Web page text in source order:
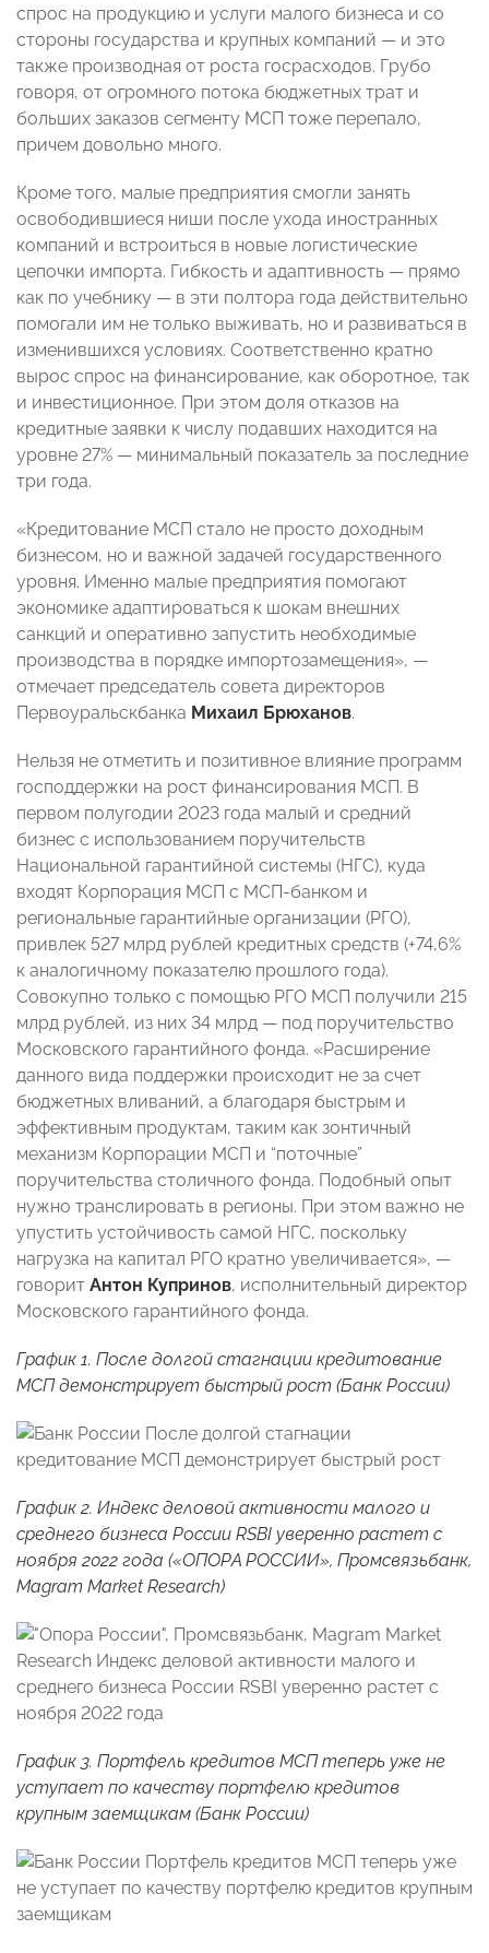
спрос на продукцию и услуги малого бизнеса и со
стороны государства и крупных компаний — и это
также производная от роста госрасходов. Грубо
говоря, от огромного потока бюджетных трат и
больших заказов сегменту МСП тоже перепало,
причем довольно много.
Кроме того, малые предприятия смогли занять
освободившиеся ниши после ухода иностранных
компаний и встроиться в новые логистические
цепочки импорта. Гибкость и адаптивность — прямо
как по учебнику — в эти полтора года действительно
помогали им не только выживать, но и развиваться в
изменившихся условиях. Соответственно кратно
вырос спрос на финансирование, как оборотное, так
и инвестиционное. При этом доля отказов на
кредитные заявки к числу подавших находится на
уровне 27% — минимальный показатель за последние
три года.
«Кредитование МСП стало не просто доходным
бизнесом, но и важной задачей государственного
уровня. Именно малые предприятия помогают
экономике адаптироваться к шокам внешних
санкций и оперативно запустить необходимые
производства в порядке импортозамещения», —
отмечает председатель совета директоров
Первоуральскбанка Михаил Брюханов.
Нельзя не отметить и позитивное влияние программ
господдержки на рост финансирования МСП. В
первом полугодии 2023 года малый и средний
бизнес с использованием поручительств
Национальной гарантийной системы (НГС), куда
входят Корпорация МСП с МСП-банком и
региональные гарантийные организации (РГО),
привлек 527 млрд рублей кредитных средств (+74,6%
к аналогичному показателю прошлого года).
Совокупно только с помощью РГО МСП получили 215
млрд рублей, из них 34 млрд — под поручительство
Московского гарантийного фонда. «Расширение
данного вида поддержки происходит не за счет
бюджетных вливаний, а благодаря быстрым и
эффективным продуктам, таким как зонтичный
механизм Корпорации МСП и “поточные”
поручительства столичного фонда. Подобный опыт
нужно транслировать в регионы. При этом важно не
упустить устойчивость самой НГС, поскольку
нагрузка на капитал РГО кратно увеличивается», —
говорит Антон Купринов, исполнительный директор
Московского гарантийного фонда.
График 1. После долгой стагнации кредитование
МСП демонстрирует быстрый рост (Банк России)
График 2. Индекс деловой активности малого и
среднего бизнеса России RSBI уверенно растет с
ноября 2022 года («ОПОРА РОССИИ», Промсвязьбанк,
Magram Market Research)
График 3. Портфель кредитов МСП теперь уже не
уступает по качеству портфелю кредитов
крупным заемщикам (Банк России)